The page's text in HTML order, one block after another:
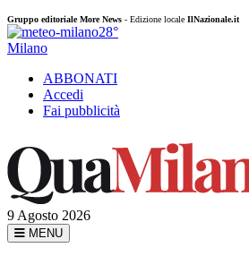
Gruppo editoriale More News - Edizione locale IlNazionale.it
28°
Milano
ABBONATI
Accedi
Fai pubblicità
9 Agosto 2026
MENU